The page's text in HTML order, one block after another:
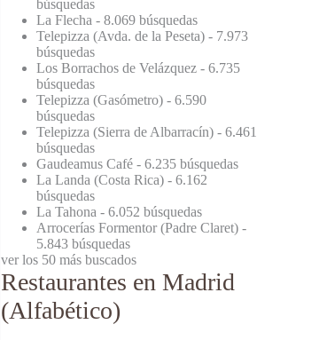
búsquedas
La Flecha - 8.069 búsquedas
Telepizza (Avda. de la Peseta) - 7.973
búsquedas
Los Borrachos de Velázquez - 6.735
búsquedas
Telepizza (Gasómetro) - 6.590
búsquedas
Telepizza (Sierra de Albarracín) - 6.461
búsquedas
Gaudeamus Café - 6.235 búsquedas
La Landa (Costa Rica) - 6.162
búsquedas
La Tahona - 6.052 búsquedas
Arrocerías Formentor (Padre Claret) -
5.843 búsquedas
ver los 50 más buscados
Restaurantes en Madrid
(Alfabético)